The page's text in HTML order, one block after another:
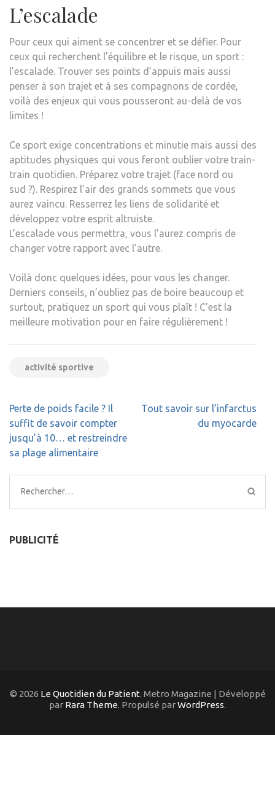
L’escalade
Pour ceux qui aiment se concentrer et se défier. Pour
ceux qui recherchent l’équilibre et le risque, un sport :
l’escalade. Trouver ses points d’appuis mais aussi
penser à son trajet et à ses compagnons de cordée,
voilà des enjeux qui vous pousseront au-delà de vos
limites !
Ce sport exige concentrations et minutie mais aussi des
aptitudes physiques qui vous feront oublier votre train-
train quotidien. Préparez votre trajet (face nord ou
sud ?). Respirez l’air des grands sommets que vous
aurez vaincu. Resserrez les liens de solidarité et
développez votre esprit altruiste.
L’escalade vous permettra, vous l’aurez compris de
changer votre rapport avec l’autre.
Voilà donc quelques idées, pour vous les changer.
Derniers conseils, n’oubliez pas de boire beaucoup et
surtout, pratiquez un sport qui vous plaît ! C’est la
meilleure motivation pour en faire régulièrement !
activité sportive
Navigation
de
l’article
Perte de poids facile ? Il
suffit de savoir compter
jusqu’à 10… et restreindre
sa plage alimentaire
Tout savoir sur l’infarctus
du myocarde
Rechercher :
PUBLICITÉ
© 2026 Le Quotidien du Patient. Metro Magazine | Développé
par Rara Theme. Propulsé parWordPress.